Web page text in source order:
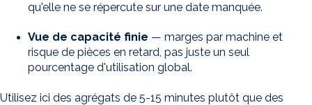
qu'elle ne se répercute sur une date manquée.
Vue de capacité finie — marges par machine et
risque de pièces en retard, pas juste un seul
pourcentage d'utilisation global.
Utilisez ici des agrégats de 5-15 minutes plutôt que des